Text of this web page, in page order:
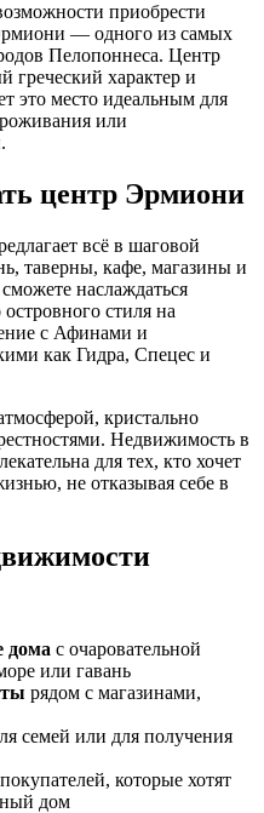
приобрести
— одного из самых
Пелопоннеса. Центр
греческий характер и
это место идеальным для
или
центр Эрмиони
всё в шаговой
таверны, кафе, магазины и
наслаждаться
стиля на
с Афинами и
как Гидра, Спецес и
кристально
Недвижимость в
для тех, кто хочет
не отказывая себе в
дома с очаровательной
или гавань
рядом с магазинами,
семей или для получения
которые хотят
дом